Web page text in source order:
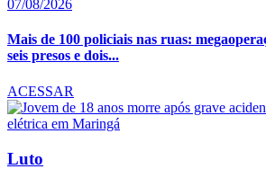
07/08/2026
Mais de 100 policiais nas ruas:
seis presos e dois...
ACESSAR
Luto